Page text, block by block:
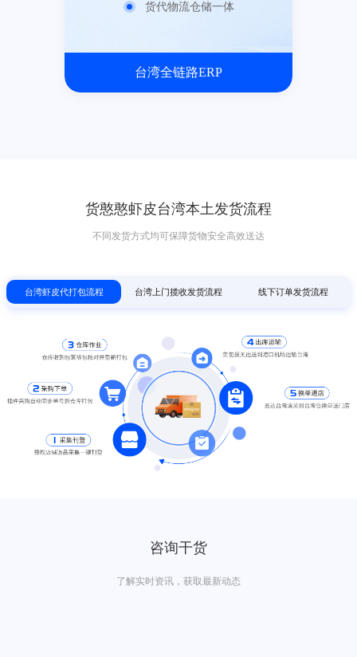
货代物流仓储一体
台湾全链路ERP
货憨憨虾皮台湾本土发货流程
不同发货方式均可保障货物安全高效送达
台湾虾皮代打包流程 台湾上门揽收发货流程 线下订单发货流程
咨询干货
了解实时资讯，获取最新动态